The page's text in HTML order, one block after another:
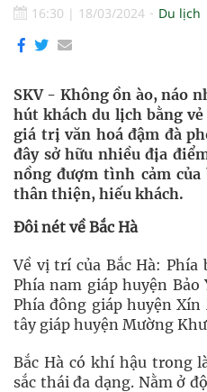
16:30 | 18/03/2024 Du lịch
SKV - Không ồn ào, náo
hút khách du lịch bằng
giá trị văn hoá đậm đà
đây sở hữu nhiều địa
nồng đượm tình cảm của
thân thiện, hiếu khách.
Đôi nét về Bắc Hà
Về vị trí của Bắc Hà: Phía
Phía nam giáp huyện Bảo
Phía đông giáp huyện
tây giáp huyện Mường
Bắc Hà có khí hậu trong
sắc thái đa dạng. Nằm ở